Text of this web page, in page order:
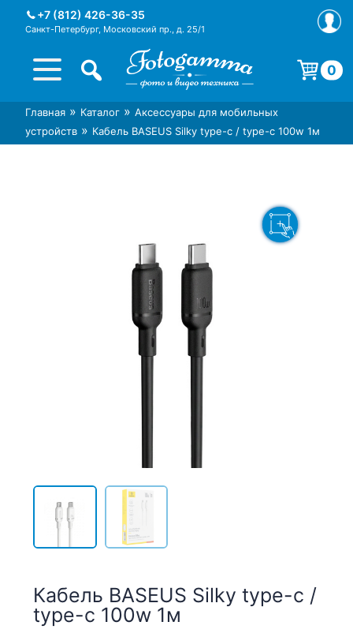
+7 (812) 426-36-35
Санкт-Петербург, Московский пр., д. 25/1
Интернет-магазин фототехники
Foto-Gamma в СПб
Магазин фотоаксессуаров foto-
gamma.ru
0
Корзина пуста.
Главная » Каталог » Аксессуары для мобильных
устройств » Кабель BASEUS Silky type-c / type-c 100w 1м
Кабель BASEUS Silky type-c /
type-c 100w 1м